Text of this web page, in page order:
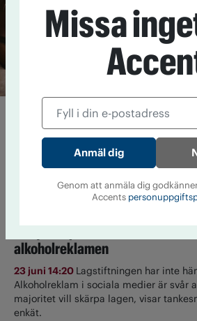
Lista: Expertens
favoriter
Under namnet
bästa tips på alkoholfri dryck till
alkoholreklamen
23 juni 14:20 Lagstiftningen har inte
Alkoholreklam i sociala medier är svår
majoritet vill skärpa lagen, visar
enkät.
Missa
Genom att anmäla dig
Accents